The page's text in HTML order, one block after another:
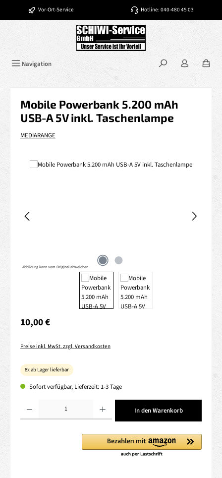
Zum Hauptinhalt springen
Vor-Ort-Service Hotline: 040-480 45 03
Navigation
Mobile Powerbank 5.200 mAh
USB-A 5V inkl. Taschenlampe
MEDIARANGE
Bildergalerie überspringen
Abbildung kann vom Original abweichen
Regulärer Preis:
10,00 €
Preise inkl. MwSt. zzgl. Versandkosten
8x ab Lager lieferbar
Sofort verfügbar, Lieferzeit: 1-3 Tage
In den Warenkorb